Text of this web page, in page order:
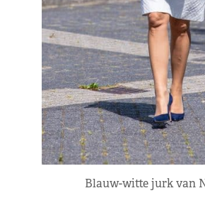
Blauw-witte jurk van